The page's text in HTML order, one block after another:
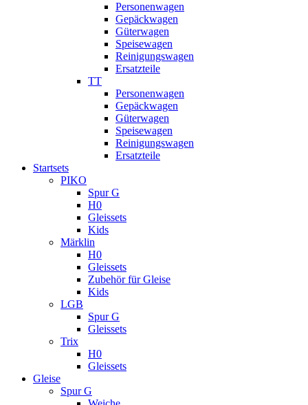
Personenwagen
Gepäckwagen
Güterwagen
Speisewagen
Reinigungswagen
Ersatzteile
TT
Personenwagen
Gepäckwagen
Güterwagen
Speisewagen
Reinigungswagen
Ersatzteile
Startsets
PIKO
Spur G
H0
Gleissets
Kids
Märklin
H0
Gleissets
Zubehör für Gleise
Kids
LGB
Spur G
Gleissets
Trix
H0
Gleissets
Gleise
Spur G